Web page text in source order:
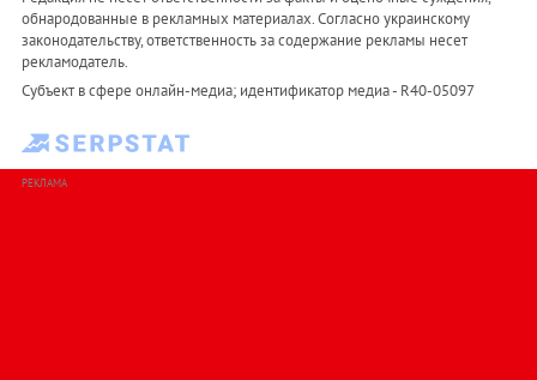
обнародованные в рекламных материалах. Согласно украинскому
законодательству, ответственность за содержание рекламы несет
рекламодатель.
Субъект в сфере онлайн-медиа; идентификатор медиа - R40-05097
РЕКЛАМА